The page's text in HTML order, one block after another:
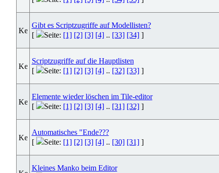
Gibt es Scriptzugriffe auf Modellisten?
[
Seite: [1] [2] [3] [4].. [33] [34]]
Scriptzugriffe auf die Hauptlisten
[
Seite: [1] [2] [3] [4].. [32] [33]]
Elemente wieder löschen im Tile-editor
[
Seite: [1] [2] [3] [4].. [31] [32]]
Automatisches "Ende???
[
Seite: [1] [2] [3] [4].. [30] [31]]
Kleines Manko beim Editor